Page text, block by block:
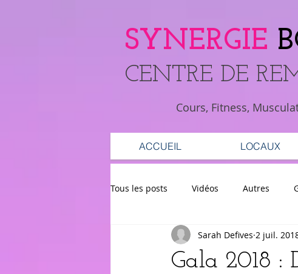
SYNERGIE
​CENTRE DE
Cours, Fitness,
ACCUEIL LOCAUX
Tous les posts Vidéos Autres
Gala 2018 :
Sarah Defives 2 juil.